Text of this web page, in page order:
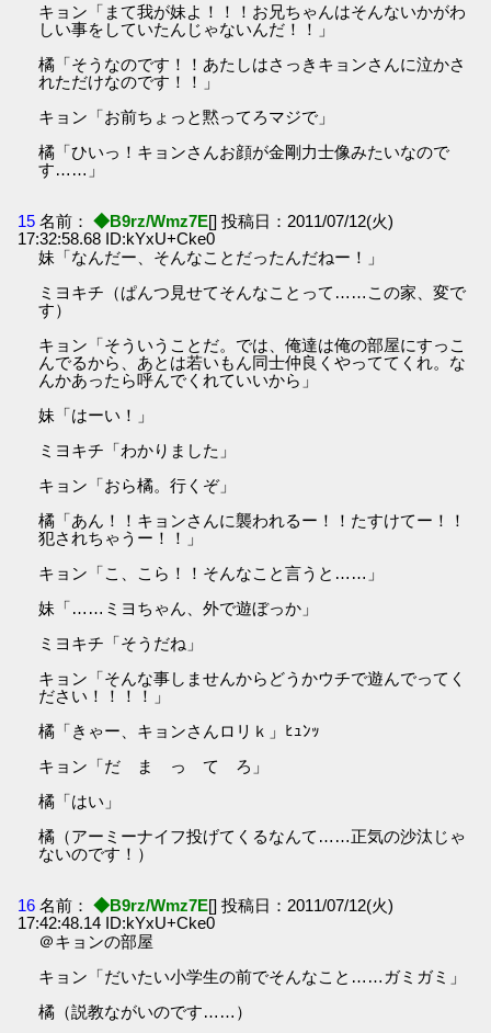
キョン「まて我が妹よ！！！お兄ちゃんはそんないかがわ
しい事をしていたんじゃないんだ！！」
橘「そうなのです！！あたしはさっきキョンさんに泣かさ
れただけなのです！！」
キョン「お前ちょっと黙ってろマジで」
橘「ひいっ！キョンさんお顔が金剛力士像みたいなので
す……」
15 名前： ◆B9rz/Wmz7E[] 投稿日：2011/07/12(火)
17:32:58.68 ID:kYxU+Cke0
妹「なんだー、そんなことだったんだねー！」
ミヨキチ（ぱんつ見せてそんなことって……この家、変で
す）
キョン「そういうことだ。では、俺達は俺の部屋にすっこ
んでるから、あとは若いもん同士仲良くやっててくれ。な
んかあったら呼んでくれていいから」
妹「はーい！」
ミヨキチ「わかりました」
キョン「おら橘。行くぞ」
橘「あん！！キョンさんに襲われるー！！たすけてー！！
犯されちゃうー！！」
キョン「こ、こら！！そんなこと言うと……」
妹「……ミヨちゃん、外で遊ぼっか」
ミヨキチ「そうだね」
キョン「そんな事しませんからどうかウチで遊んでってく
ださい！！！！」
橘「きゃー、キョンさんロリｋ」ﾋｭﾝｯ
キョン「だ ま っ て ろ」
橘「はい」
橘（アーミーナイフ投げてくるなんて……正気の沙汰じゃ
ないのです！）
16 名前： ◆B9rz/Wmz7E[] 投稿日：2011/07/12(火)
17:42:48.14 ID:kYxU+Cke0
＠キョンの部屋
キョン「だいたい小学生の前でそんなこと……ガミガミ」
橘（説教ながいのです……）